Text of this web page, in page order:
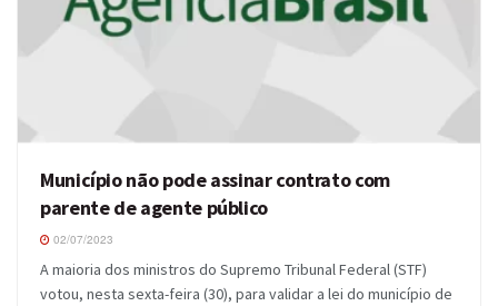
Município não pode assinar contrato com
parente de agente público
02/07/2023
A maioria dos ministros do Supremo Tribunal Federal (STF)
votou, nesta sexta-feira (30), para validar a lei do município de